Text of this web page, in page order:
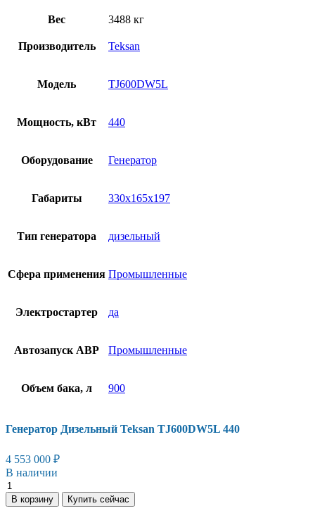
Вес 3488 кг
Производитель Teksan
Модель TJ600DW5L
Мощность, кВт 440
Оборудование Генератор
Габариты 330x165x197
Тип генератора дизельный
Сфера применения Промышленные
Электростартер да
Автозапуск АВР Промышленные
Объем бака, л 900
Генератор Дизельный Teksan TJ600DW5L 440
4 553 000 ₽
В наличии
Генератор
Дизельный
Teksan
В корзину Купить сейчас